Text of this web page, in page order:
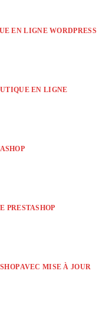
EN LIGNE WORDPRESS
EN LIGNE
PRESTASHOP
AVEC MISE À JOUR